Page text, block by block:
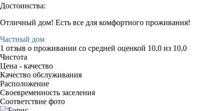
Достоинства:
Отличный дом! Есть все для комфортного проживания!
Частный дом
1 отзыв о проживании со средней оценкой 10,0 из 10,0
Чистота
Цена - качество
Качество обслуживания
Расположение
Своевременность заселения
Соответствие фото